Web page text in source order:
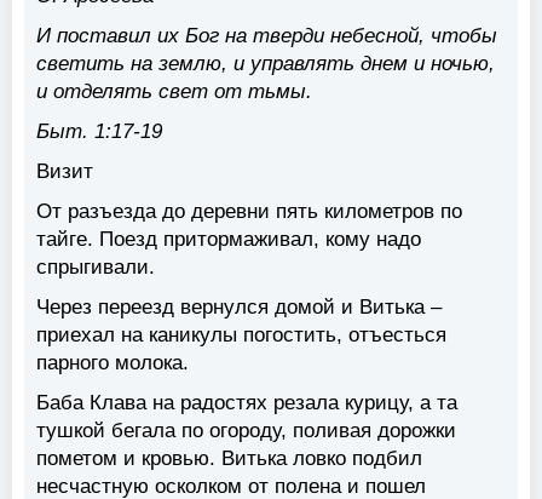
И поставил их Бог на тверди небесной, чтобы
светить на землю, и управлять днем и ночью,
и отделять свет от тьмы.
Быт. 1:17-19
Визит
От разъезда до деревни пять километров по
тайге. Поезд притормаживал, кому надо
спрыгивали.
Через переезд вернулся домой и Витька –
приехал на каникулы погостить, отъесться
парного молока.
Баба Клава на радостях резала курицу, а та
тушкой бегала по огороду, поливая дорожки
пометом и кровью. Витька ловко подбил
несчастную осколком от полена и пошел